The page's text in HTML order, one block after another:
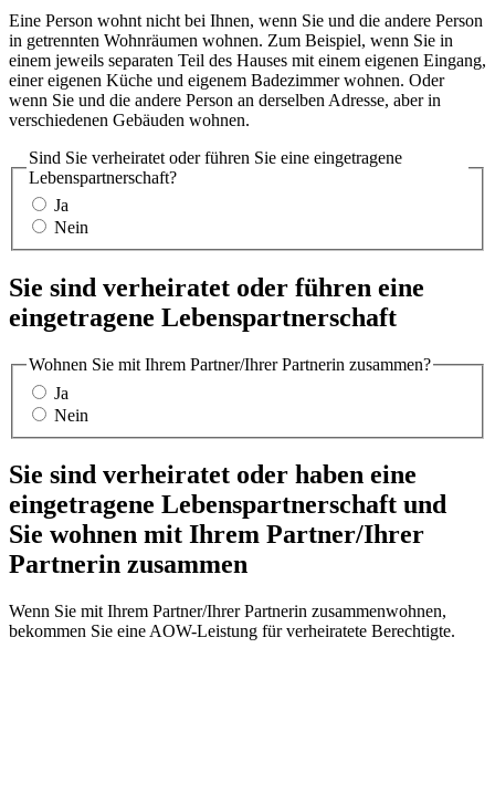
Eine Person wohnt nicht bei Ihnen, wenn Sie und die andere Person
in getrennten Wohnräumen wohnen. Zum Beispiel, wenn Sie in
einem jeweils separaten Teil des Hauses mit einem eigenen Eingang,
einer eigenen Küche und eigenem Badezimmer wohnen. Oder
wenn Sie und die andere Person an derselben Adresse, aber in
verschiedenen Gebäuden wohnen.
Sind Sie verheiratet oder führen Sie eine eingetragene
Lebenspartnerschaft?
Ja
Nein
Sie sind verheiratet oder führen eine
eingetragene Lebenspartnerschaft
Wohnen Sie mit Ihrem Partner/Ihrer Partnerin zusammen?
Ja
Nein
Sie sind verheiratet oder haben eine
eingetragene Lebenspartnerschaft und
Sie wohnen mit Ihrem Partner/Ihrer
Partnerin zusammen
Wenn Sie mit Ihrem Partner/Ihrer Partnerin zusammenwohnen,
bekommen Sie eine AOW-Leistung für verheiratete Berechtigte.